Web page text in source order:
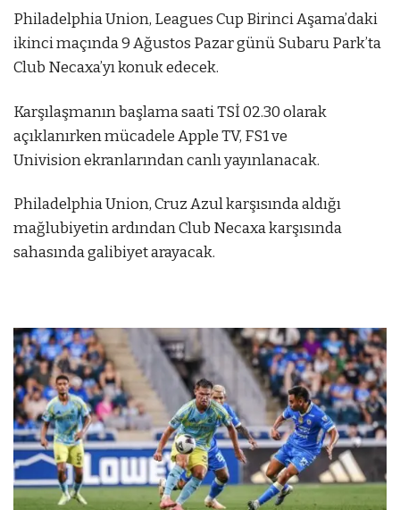
Philadelphia Union, Leagues Cup Birinci Aşama’daki
ikinci maçında 9 Ağustos Pazar günü Subaru Park’ta
Club Necaxa’yı konuk edecek.
Karşılaşmanın başlama saati TSİ 02.30 olarak
açıklanırken mücadele Apple TV, FS1 ve
Univision ekranlarından canlı yayınlanacak.
Philadelphia Union, Cruz Azul karşısında aldığı
mağlubiyetin ardından Club Necaxa karşısında
sahasında galibiyet arayacak.